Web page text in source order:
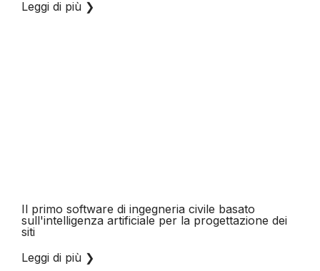
Leggi di più ❯
Il primo software di ingegneria civile basato
sull'intelligenza artificiale per la progettazione dei
siti
Leggi di più ❯